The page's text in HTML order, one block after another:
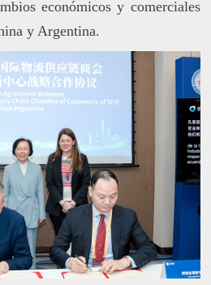
económicos y comerciales
y Argentina.